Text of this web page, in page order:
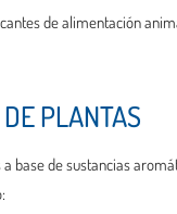
de alimentación
PLANTAS
base de sustancias